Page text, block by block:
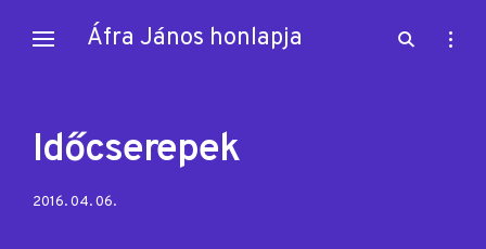
Áfra János honlapja
open
open
Időcserepek
Posted
2016. 04. 06.